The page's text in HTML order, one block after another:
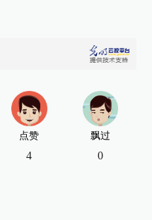
点赞
4
飘过
0